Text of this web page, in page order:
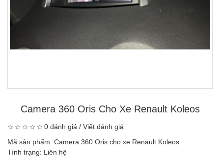
Camera 360 Oris Cho Xe Renault Koleos
0 đánh giá / Viết đánh giá
Mã sản phẩm: Camera 360 Oris cho xe Renault Koleos
Tình trạng: Liên hệ